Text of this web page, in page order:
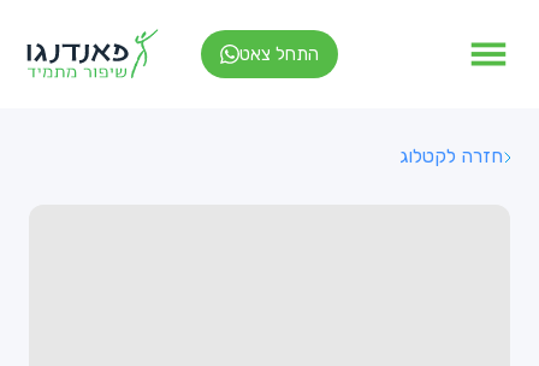
התחל צאט
חזרה לקטלוג